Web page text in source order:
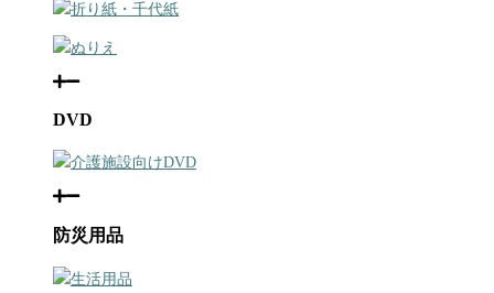
折り紙・千代紙
ぬりえ
DVD
介護施設向けDVD
防災用品
生活用品